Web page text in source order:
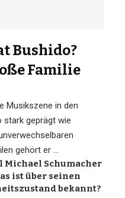
Bushido?
Familie
Musikszene in den
stark geprägt wie
gehört er …
Michael Schumacher
ist über seinen
bekannt?